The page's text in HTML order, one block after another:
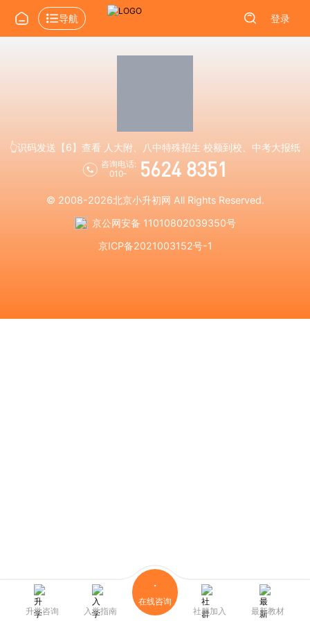
导航 登录
👆识码发送【6】查看 人大附、八中特殊招生 校额到校、中考大报纸
咨询电话:
010-
5624 8351
© 2008-2026北京小升初网 All Rights Reserved.
京公网安备 11010802039350号
京ICP备2021003152号-1
升学咨询 入学指南
在线咨询
社群加入
最新教材